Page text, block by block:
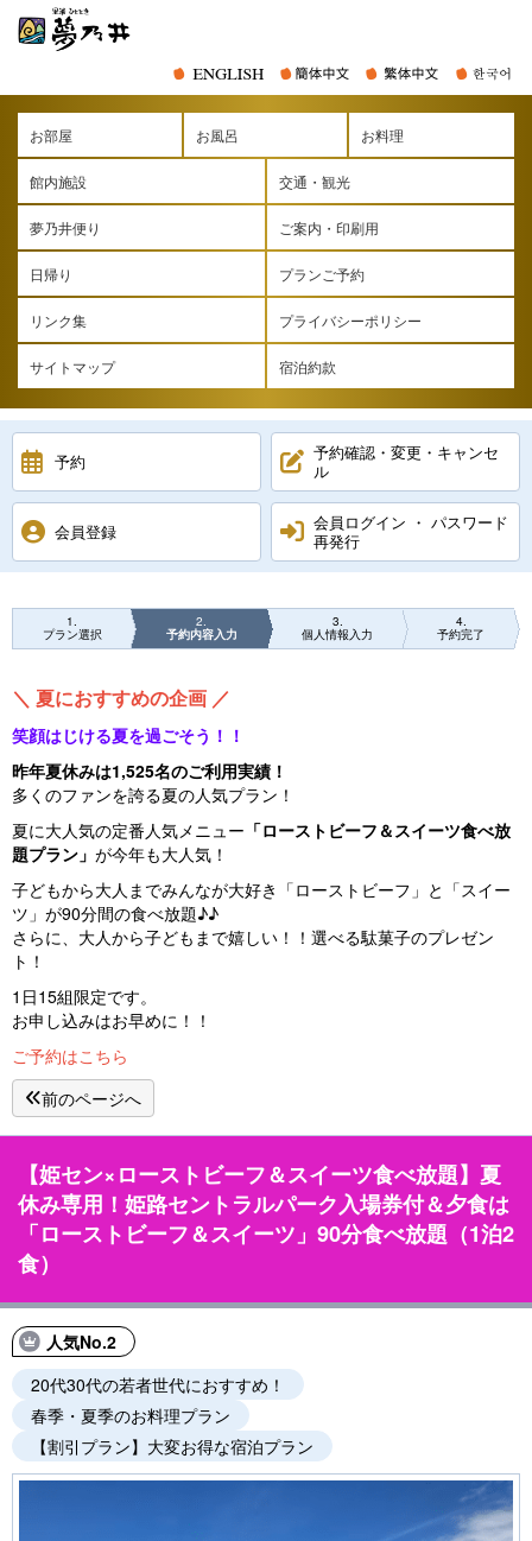
お部屋 お風呂 お料理
館内施設 交通・観光
夢乃井便り ご案内・印刷用
日帰り プランご予約
リンク集 プライバシーポリシー
サイトマップ 宿泊約款
予約
予約確認・変更・キャンセ
ル
会員登録
会員ログイン ・ パスワード
再発行
1
プラン選択
2
予約内容入力
3
個人情報入力
4
予約完了
＼ 夏におすすめの企画 ／
笑顔はじける夏を過ごそう！！
昨年夏休みは1,525名のご利用実績！
多くのファンを誇る夏の人気プラン！
夏に大人気の定番人気メニュー 「ローストビーフ＆スイーツ食べ放
題プラン」 が今年も大人気！
子どもから大人までみんなが大好き「ローストビーフ」と「スイー
ツ」が90分間の食べ放題♪♪
さらに、大人から子どもまで嬉しい！！選べる駄菓子のプレゼン
ト！
1日15組限定です。
お申し込みはお早めに！！
ご予約はこちら
前のページへ
【姫セン×ローストビーフ＆スイーツ食べ放題】夏
休み専用！姫路セントラルパーク入場券付＆夕食は
「ローストビーフ＆スイーツ」90分食べ放題（1泊2
食）
人気No.2
20代30代の若者世代におすすめ！
春季・夏季のお料理プラン
【割引プラン】大変お得な宿泊プラン